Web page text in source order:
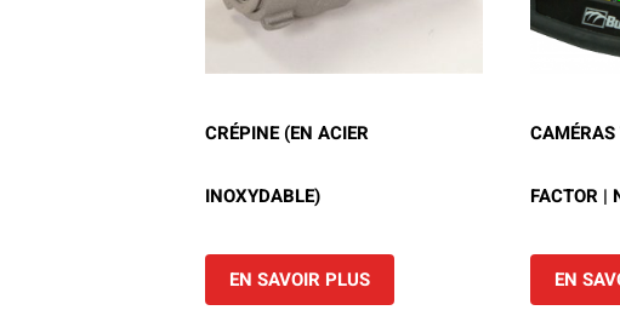
CRÉPINE (EN ACIER
INOXYDABLE)
EN SAVOIR PLUS
FACTOR |
EN